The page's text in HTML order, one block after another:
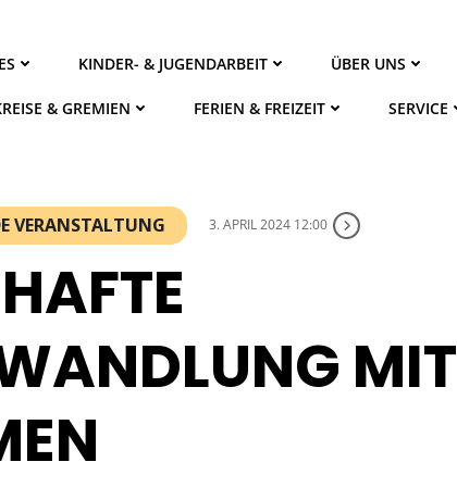
KINDER- & JUGENDARBEIT ÜBER UNS
& GREMIEN FERIEN & FREIZEIT SERVICE
VERANSTALTUNG 3. APRIL 2024 12:00
MIT